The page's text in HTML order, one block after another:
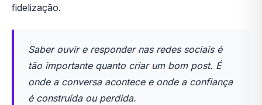
fidelização.
Saber ouvir e responder nas redes sociais é
tão importante quanto criar um bom post. É
onde a conversa acontece e onde a confiança
é construída ou perdida.